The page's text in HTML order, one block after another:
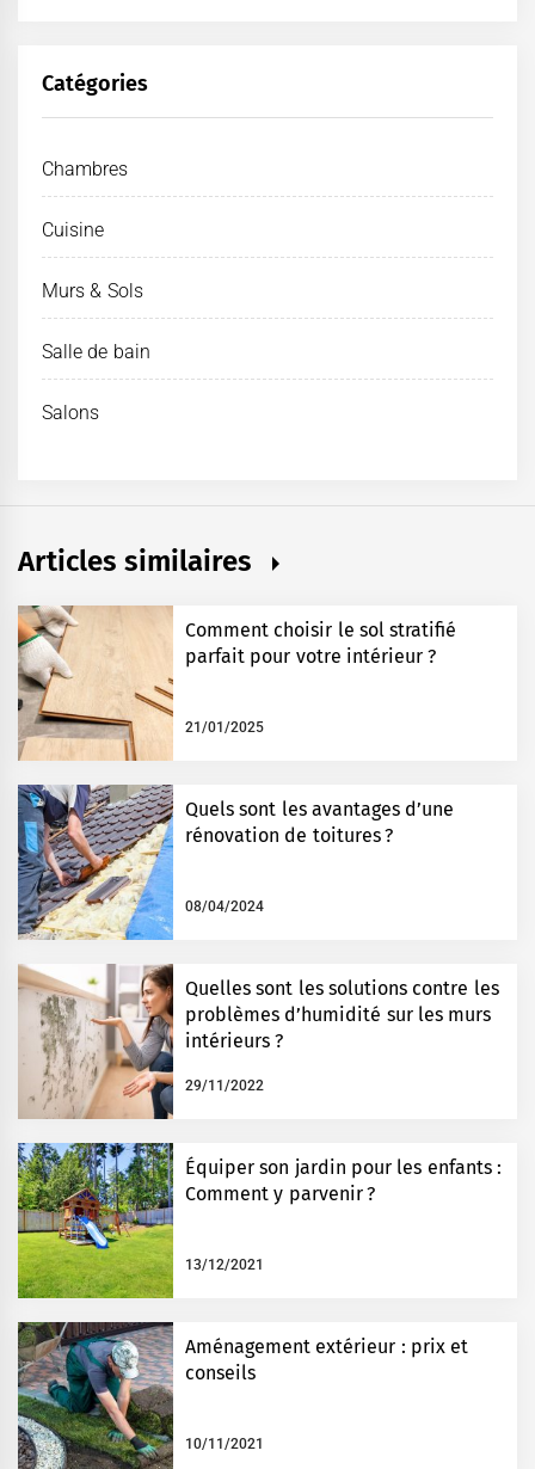
Catégories
Chambres
Cuisine
Murs & Sols
Salle de bain
Salons
Articles similaires
Comment choisir le sol stratifié
parfait pour votre intérieur ?
21/01/2025
Quels sont les avantages d’une
rénovation de toitures ?
08/04/2024
Quelles sont les solutions contre les
problèmes d’humidité sur les murs
intérieurs ?
29/11/2022
Équiper son jardin pour les enfants :
Comment y parvenir ?
13/12/2021
Aménagement extérieur : prix et
conseils
10/11/2021